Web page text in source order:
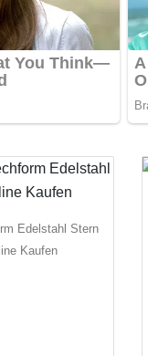
Edelstahl Stern
Kaufen